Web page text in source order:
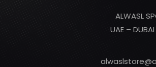
ALWASL
UAE –